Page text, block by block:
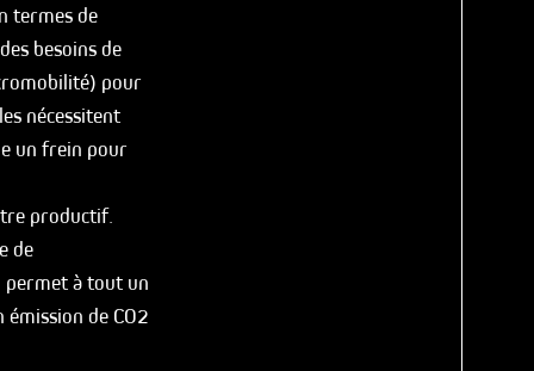
termes de
besoins de
pour
nécessitent
un frein pour
productif.
de
permet à tout un
de CO2